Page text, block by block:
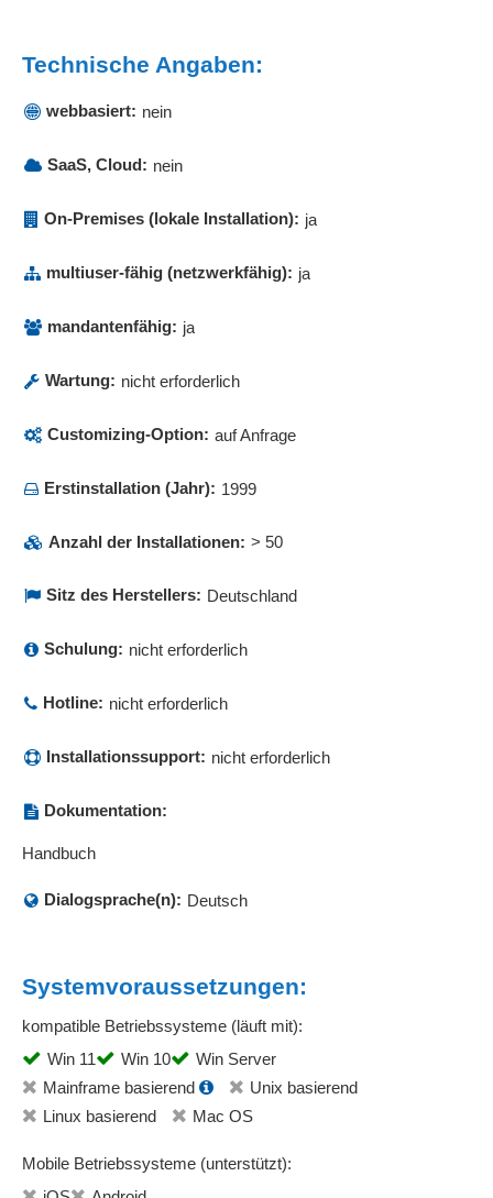
Technische Angaben:
webbasiert: nein
SaaS, Cloud: nein
On-Premises (lokale Installation): ja
multiuser-fähig (netzwerkfähig): ja
mandantenfähig: ja
Wartung: nicht erforderlich
Customizing-Option: auf Anfrage
Erstinstallation (Jahr): 1999
Anzahl der Installationen: > 50
Sitz des Herstellers: Deutschland
Schulung: nicht erforderlich
Hotline: nicht erforderlich
Installationssupport: nicht erforderlich
Dokumentation:
Handbuch
Dialogsprache(n): Deutsch
Systemvoraussetzungen:
kompatible Betriebssysteme (läuft mit):
Win 11
Win 10
Win Server
Mainframe basierend
Unix basierend
Linux basierend
Mac OS
Mobile Betriebssysteme (unterstützt):